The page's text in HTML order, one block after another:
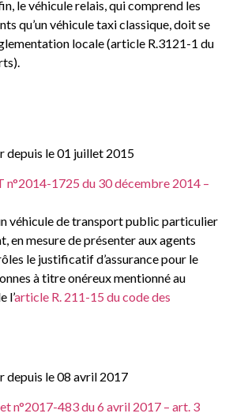
le véhicule relais, qui comprend les
qu’un véhicule taxi classique, doit se
locale (article R.3121-1 du
depuis le 01 juillet 2015
n°2014-1725 du 30 décembre 2014 –
véhicule de transport public particulier
en mesure de présenter aux agents
le justificatif d’assurance pour le
à titre onéreux mentionné au
l’article R. 211-15 du code des
depuis le 08 avril 2017
n°2017-483 du 6 avril 2017 – art. 3